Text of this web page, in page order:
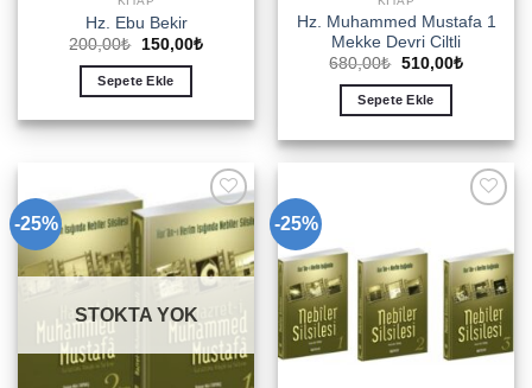
Hz. Ebu Bekir
200,00₺
Orijinal
200,00₺.
150,00₺Şu
Sepete Ekle
Hz. Muhammed Mustafa 1
Mekke Devri Ciltli
680,00₺ Orijinal
680,00₺.
510,00₺Şu
Sepete Ekle
-25%
Add to
wishlist
STOKTA YOK
-25%